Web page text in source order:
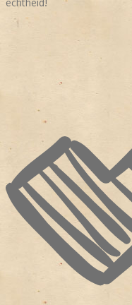
echtheid!